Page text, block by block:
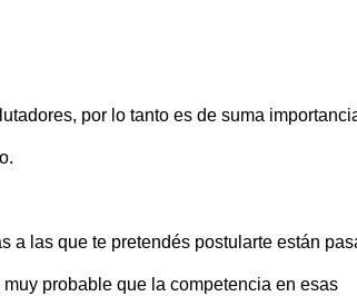
por lo tanto es de suma
a las que te pretendés postularte están
probable que la competencia en esas